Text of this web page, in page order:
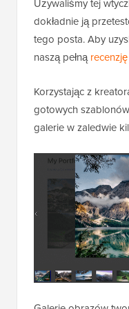
Używaliśmy tej
dokładnie ją
tego posta. Aby
naszą pełną
Korzystając z
gotowych
galerie w zaledwie